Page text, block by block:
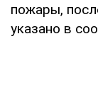
пожары,
указано в